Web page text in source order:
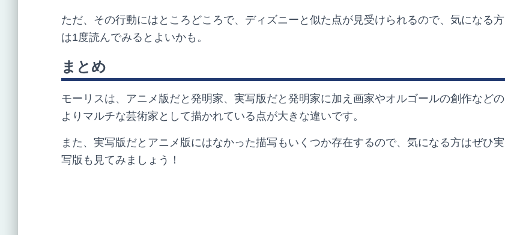
ただ、その行動にはところどころで、ディズニーと似た点が見受けられるので、気になる方
は1度読んでみるとよいかも。
まとめ
モーリスは、アニメ版だと発明家、実写版だと発明家に加え画家やオルゴールの創作などの
よりマルチな芸術家として描かれている点が大きな違いです。
また、実写版だとアニメ版にはなかった描写もいくつか存在するので、気になる方はぜひ実
写版も見てみましょう！